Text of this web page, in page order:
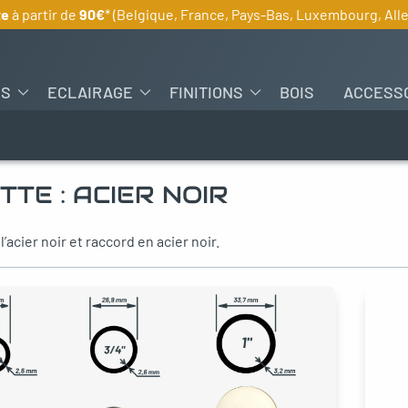
ECLAIRAGE FINITIONS BOIS
: ACIER NOIR
noir et raccord en acier noir.
à partir de 90€* (Belgique, France, Pays-Bas, Luxembourg,